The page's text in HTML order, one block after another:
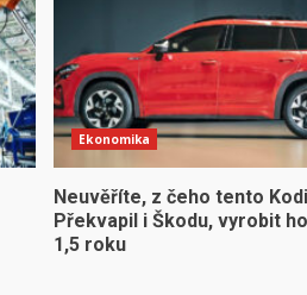
Ekonomika
Neuvěříte, z čeho tento
Překvapil i Škodu, vyrobit
1,5 roku